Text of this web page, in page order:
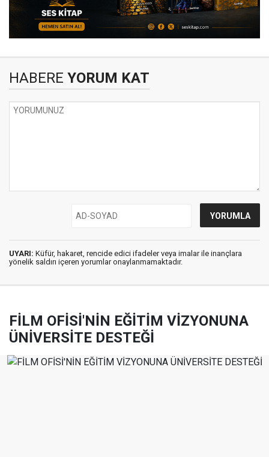
HABERE YORUM KAT
UYARI: Küfür, hakaret, rencide edici ifadeler veya imalar ile inançlara
yönelik saldırı içeren yorumlar onaylanmamaktadır.
FİLM OFİSİ'NİN EĞİTİM VİZYONUNA
ÜNİVERSİTE DESTEĞİ